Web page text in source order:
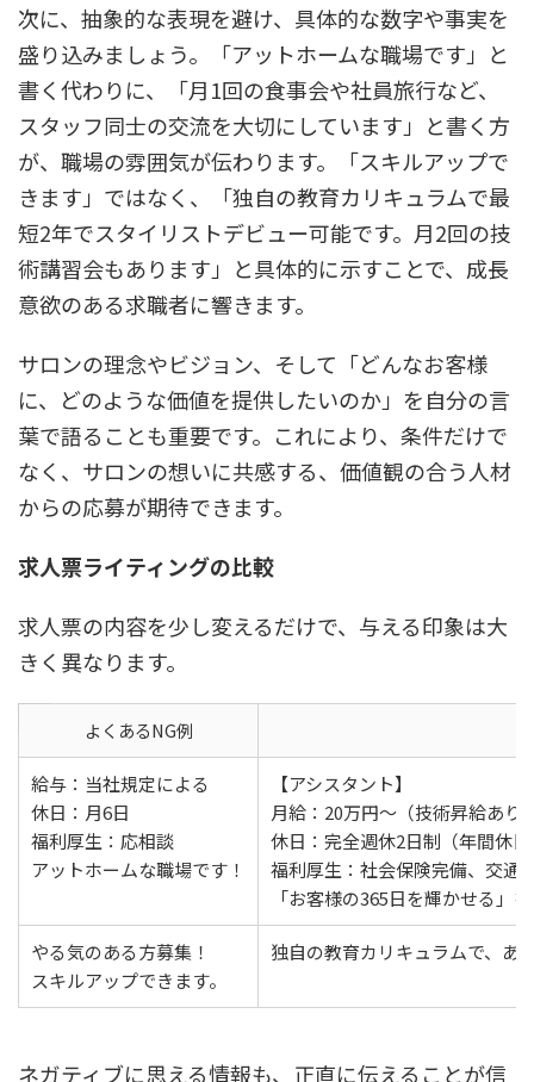
次に、抽象的な表現を避け、具体的な数字や事実を
盛り込みましょう。「アットホームな職場です」と
書く代わりに、「月1回の食事会や社員旅行など、
スタッフ同士の交流を大切にしています」と書く方
が、職場の雰囲気が伝わります。「スキルアップで
きます」ではなく、「独自の教育カリキュラムで最
短2年でスタイリストデビュー可能です。月2回の技
術講習会もあります」と具体的に示すことで、成長
意欲のある求職者に響きます。
サロンの理念やビジョン、そして「どんなお客様
に、どのような価値を提供したいのか」を自分の言
葉で語ることも重要です。これにより、条件だけで
なく、サロンの想いに共感する、価値観の合う人材
からの応募が期待できます。
求人票ライティングの比較
求人票の内容を少し変えるだけで、与える印象は大
きく異なります。
よくあるNG例
給与：当社規定による
休日：月6日
福利厚生：応相談
アットホームな職場です！
【アシスタント】
月給：20万円〜（技術昇給あり
休日：完全週休2日制（年間休
福利厚生：社会保険完備、交通
「お客様の365日を輝かせる」
やる気のある方募集！
スキルアップできます。
独自の教育カリキュラムで、あ
ネガティブに思える情報も、正直に伝えることが信